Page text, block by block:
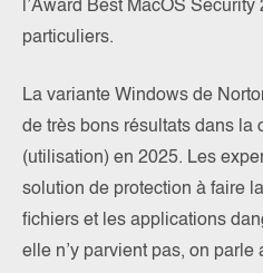
l’Award Best MacOS
particuliers.
La variante Windows de
de très bons résultats dans la
(utilisation) en 2025. Les
solution de protection à faire
fichiers et les applications
elle n’y parvient pas, on parle